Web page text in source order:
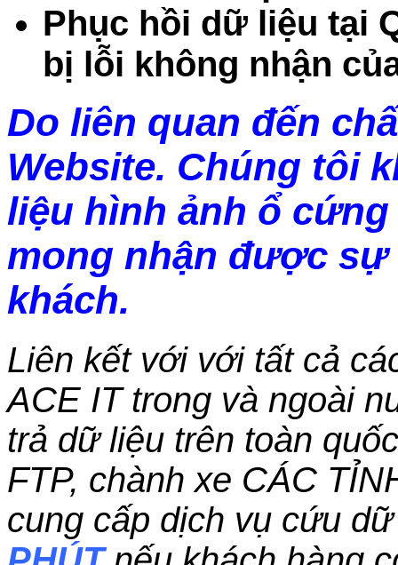
Phục hồi dữ liệu tại
bị lỗi không nhận
Do liên quan đến
Website. Chúng tôi
liệu hình ảnh ổ
mong nhận được
khách.
Liên kết với với tất cả
ACE IT trong và ngoài
trả dữ liệu trên toàn
FTP, chành xe CÁC
cung cấp dịch vụ cứu